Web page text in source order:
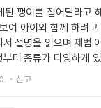
?
성
팽이를 접어달라고
여 아이외 함께 하려
설명을 읽으며 제법
터 종류가 다양하게
도 좋아요. 그림으로
신고